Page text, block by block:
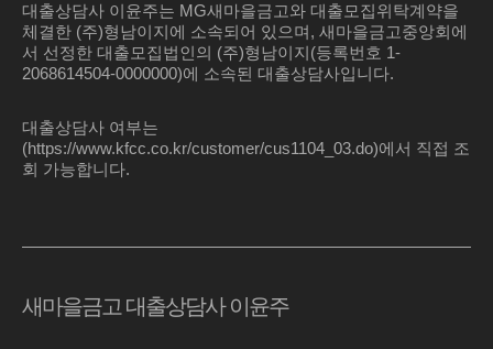
대출상담사 이윤주는 MG새마을금고와 대출모집위탁계약을
체결한 (주)형남이지에 소속되어 있으며, 새마을금고중앙회에
서 선정한 대출모집법인의 (주)형남이지(등록번호 1-
2068614504-0000000)에 소속된 대출상담사입니다.
대출상담사 여부는
(https://www.kfcc.co.kr/customer/cus1104_03.do)에서 직접 조
회 가능합니다.
새마을금고 대출상담사 이윤주